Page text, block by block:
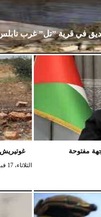
في قرية ”تل” غرب
مفتوحة
الثلاثاء، 17 فبراير 2026